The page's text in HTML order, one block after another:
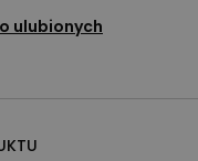
ulubionych